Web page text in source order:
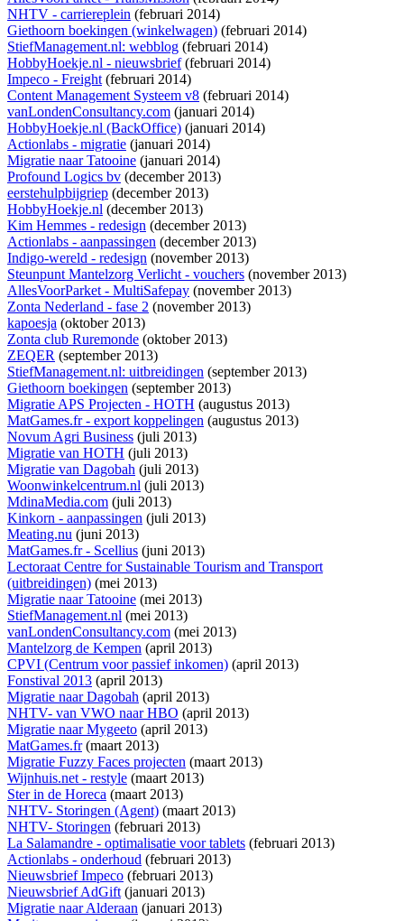
NHTV - carriereplein (februari 2014)
Giethoorn boekingen (winkelwagen) (februari 2014)
StiefManagement.nl: webblog (februari 2014)
HobbyHoekje.nl - nieuwsbrief(februari 2014)
Impeco - Freight(februari 2014)
Content Management Systeem v8 (februari 2014)
vanLondenConsultancy.com (januari 2014)
HobbyHoekje.nl (BackOffice) (januari 2014)
Actionlabs - migratie (januari 2014)
Migratie naar Tatooine (januari 2014)
Profound Logics bv (december 2013)
eerstehulpbijgriep (december 2013)
HobbyHoekje.nl (december 2013)
Kim Hemmes - redesign (december 2013)
Actionlabs - aanpassingen (december 2013)
Indigo-wereld - redesign (november 2013)
Steunpunt Mantelzorg Verlicht - vouchers (november 2013)
AllesVoorParket - MultiSafepay (november 2013)
Zonta Nederland - fase 2 (november 2013)
kapoesja (oktober 2013)
Zonta club Ruremonde (oktober 2013)
ZEQER (september 2013)
StiefManagement.nl: uitbreidingen (september 2013)
Giethoorn boekingen (september 2013)
Migratie APS Projecten - HOTH (augustus 2013)
MatGames.fr - export koppelingen (augustus 2013)
Novum Agri Business (juli 2013)
Migratie van HOTH (juli 2013)
Migratie van Dagobah (juli 2013)
Woonwinkelcentrum.nl (juli 2013)
MdinaMedia.com (juli 2013)
Kinkorn - aanpassingen (juli 2013)
Meating.nu (juni 2013)
MatGames.fr - Scellius (juni 2013)
Lectoraat Centre for Sustainable Tourism and Transport
(uitbreidingen) (mei 2013)
Migratie naar Tatooine (mei 2013)
StiefManagement.nl (mei 2013)
vanLondenConsultancy.com (mei 2013)
Mantelzorg de Kempen (april 2013)
CPVI (Centrum voor passief inkomen) (april 2013)
Fonstival 2013 (april 2013)
Migratie naar Dagobah (april 2013)
NHTV- van VWO naar HBO (april 2013)
Migratie naar Mygeeto (april 2013)
MatGames.fr(maart 2013)
Migratie Fuzzy Faces projecten (maart 2013)
Wijnhuis.net - restyle (maart 2013)
Ster in de Horeca (maart 2013)
NHTV- Storingen (Agent) (maart 2013)
NHTV- Storingen (februari 2013)
La Salamandre - optimalisatie voor tablets (februari 2013)
Actionlabs - onderhoud (februari 2013)
Nieuwsbrief Impeco (februari 2013)
Nieuwsbrief AdGift(januari 2013)
Migratie naar Alderaan (januari 2013)